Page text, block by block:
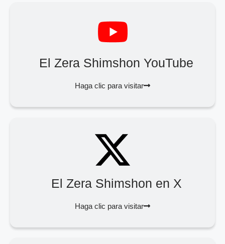
El Zera Shimshon YouTube
Haga clic para visitar
El Zera Shimshon en X
Haga clic para visitar